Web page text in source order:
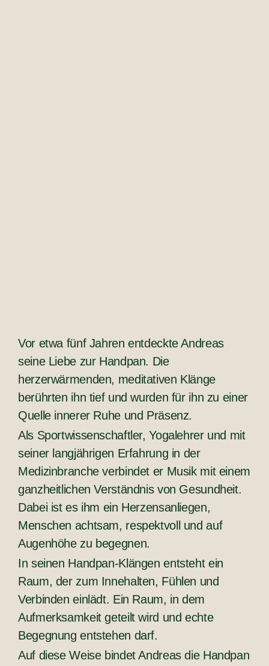
Vor etwa fünf Jahren entdeckte Andreas
seine Liebe zur Handpan. Die
herzerwärmenden, meditativen Klänge
berührten ihn tief und wurden für ihn zu einer
Quelle innerer Ruhe und Präsenz.
Als Sportwissenschaftler, Yogalehrer und mit
seiner langjährigen Erfahrung in der
Medizinbranche verbindet er Musik mit einem
ganzheitlichen Verständnis von Gesundheit.
Dabei ist es ihm ein Herzensanliegen,
Menschen achtsam, respektvoll und auf
Augenhöhe zu begegnen.
In seinen Handpan-Klängen entsteht ein
Raum, der zum Innehalten, Fühlen und
Verbinden einlädt. Ein Raum, in dem
Aufmerksamkeit geteilt wird und echte
Begegnung entstehen darf.
Auf diese Weise bindet Andreas die Handpan